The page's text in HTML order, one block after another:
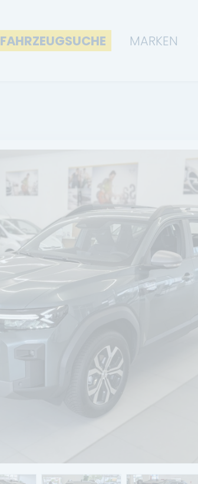
FAHRZEUGSUCHE MARKEN